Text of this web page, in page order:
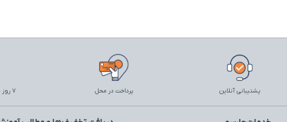
پشتیبانی آنلاین پرداخت در محل 7 روز ضمانت بازگشت